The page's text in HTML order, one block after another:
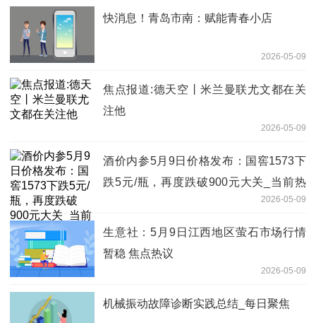
快消息！青岛市南：赋能青春小店
2026-05-09
焦点报道:德天空丨米兰曼联尤文都在关
注他
2026-05-09
酒价内参5月9日价格发布：国窖1573下
跌5元/瓶，再度跌破900元大关_当前热
2026-05-09
生意社：5月9日江西地区萤石市场行情
暂稳 焦点热议
2026-05-09
机械振动故障诊断实践总结_每日聚焦